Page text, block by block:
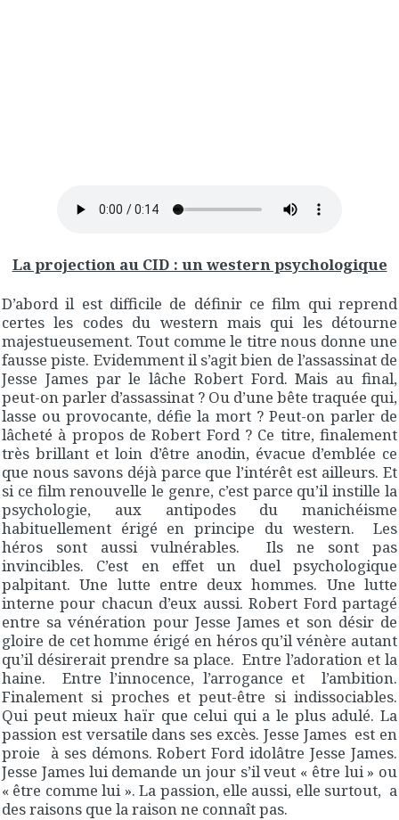
La projection au CID : un western psychologique
D’abord il est difficile de définir ce film qui reprend
certes les codes du western mais qui les détourne
majestueusement. Tout comme le titre nous donne une
fausse piste. Evidemment il s’agit bien de l’assassinat de
Jesse James par le lâche Robert Ford. Mais au final,
peut-on parler d’assassinat ? Ou d’une bête traquée qui,
lasse ou provocante, défie la mort ? Peut-on parler de
lâcheté à propos de Robert Ford ? Ce titre, finalement
très brillant et loin d’être anodin, évacue d’emblée ce
que nous savons déjà parce que l’intérêt est ailleurs. Et
si ce film renouvelle le genre, c’est parce qu’il instille la
psychologie, aux antipodes du manichéisme
habituellement érigé en principe du western. Les
héros sont aussi vulnérables. Ils ne sont pas
invincibles. C’est en effet un duel psychologique
palpitant. Une lutte entre deux hommes. Une lutte
interne pour chacun d’eux aussi. Robert Ford partagé
entre sa vénération pour Jesse James et son désir de
gloire de cet homme érigé en héros qu’il vénère autant
qu’il désirerait prendre sa place. Entre l’adoration et la
haine. Entre l’innocence, l’arrogance et l’ambition.
Finalement si proches et peut-être si indissociables.
Qui peut mieux haïr que celui qui a le plus adulé. La
passion est versatile dans ses excès. Jesse James est en
proie à ses démons. Robert Ford idolâtre Jesse James.
Jesse James lui demande un jour s’il veut « être lui » ou
« être comme lui ». La passion, elle aussi, elle surtout, a
des raisons que la raison ne connaît pas.